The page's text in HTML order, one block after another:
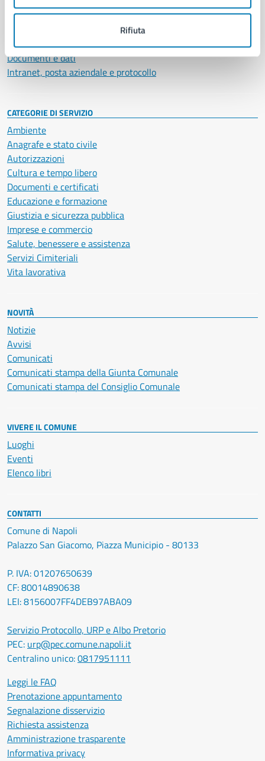
Rifiuta
Enti e fondazioni
Personale amministrativo
Documenti e dati
Intranet, posta aziendale e protocollo
CATEGORIE DI SERVIZIO
Ambiente
Anagrafe e stato civile
Autorizzazioni
Cultura e tempo libero
Documenti e certificati
Educazione e formazione
Giustizia e sicurezza pubblica
Imprese e commercio
Salute, benessere e assistenza
Servizi Cimiteriali
Vita lavorativa
NOVITÀ
Notizie
Avvisi
Comunicati
Comunicati stampa della Giunta Comunale
Comunicati stampa del Consiglio Comunale
VIVERE IL COMUNE
Luoghi
Eventi
Elenco libri
CONTATTI
Comune di Napoli
Palazzo San Giacomo, Piazza Municipio - 80133
P. IVA: 01207650639
CF: 80014890638
LEI: 8156007FF4DEB97ABA09
Servizio Protocollo, URP e Albo Pretorio
PEC: urp@pec.comune.napoli.it
Centralino unico:0817951111
Leggi le FAQ
Prenotazione appuntamento
Segnalazione disservizio
Richiesta assistenza
Amministrazione trasparente
Informativa privacy